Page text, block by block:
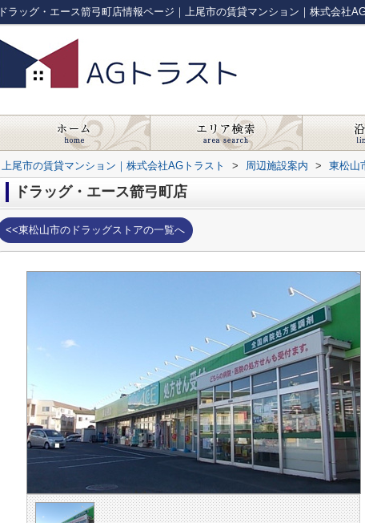
ドラッグ・エース箭弓町店情報ページ｜上尾市の賃貸マンション｜株式会社
上尾市の賃貸マンション｜株式会社AGトラスト > 周辺施設案内 > 東松山
ドラッグ・エース箭弓町店
<<東松山市のドラッグストアの一覧へ